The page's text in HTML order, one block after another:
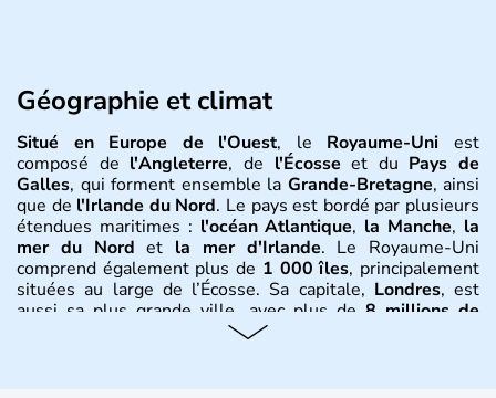
Géographie et climat
Situé en Europe de l'Ouest, le Royaume-Uni est
composé de l'Angleterre, de l'Écosse et du Pays de
Galles, qui forment ensemble la Grande-Bretagne, ainsi
que de l'Irlande du Nord. Le pays est bordé par plusieurs
étendues maritimes : l'océan Atlantique, la Manche, la
mer du Nord et la mer d'Irlande. Le Royaume-Uni
comprend également plus de 1 000 îles, principalement
situées au large de l’Écosse. Sa capitale, Londres, est
aussi sa plus grande ville, avec plus de 8 millions de
population totale du Royaume-Uni